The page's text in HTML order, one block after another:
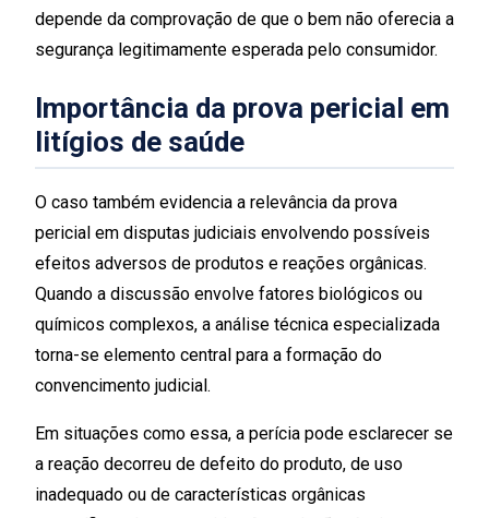
depende da comprovação de que o bem não oferecia a
segurança legitimamente esperada pelo consumidor.
Importância da prova pericial em
litígios de saúde
O caso também evidencia a relevância da prova
pericial em disputas judiciais envolvendo possíveis
efeitos adversos de produtos e reações orgânicas.
Quando a discussão envolve fatores biológicos ou
químicos complexos, a análise técnica especializada
torna-se elemento central para a formação do
convencimento judicial.
Em situações como essa, a perícia pode esclarecer se
a reação decorreu de defeito do produto, de uso
inadequado ou de características orgânicas